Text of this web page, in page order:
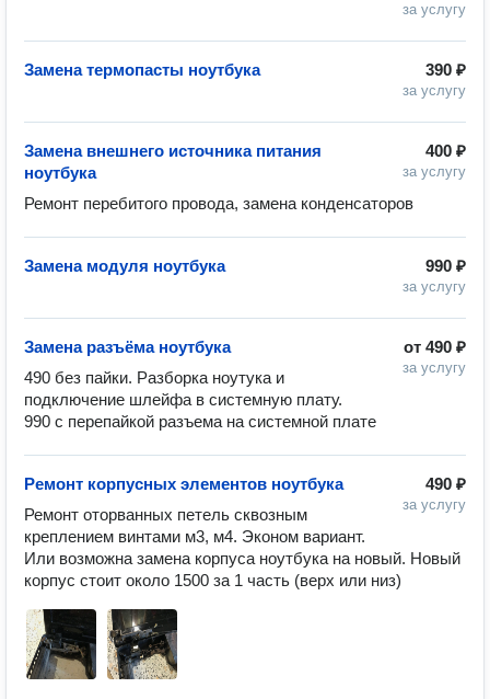
за услугу
390 ₽
за услугу
Замена термопасты ноутбука
400 ₽
за услугу
Замена внешнего источника питания
ноутбука
Ремонт перебитого провода, замена конденсаторов
990 ₽
за услугу
Замена модуля ноутбука
от 490 ₽
за услугу
Замена разъёма ноутбука
490 без пайки. Разборка ноутука и
подключение шлейфа в системную плату.
990 с перепайкой разъема на системной плате
490 ₽
за услугу
Ремонт корпусных элементов ноутбука
Ремонт оторванных петель сквозным
креплением винтами м3, м4. Эконом вариант.
Или возможна замена корпуса ноутбука на новый. Новый
корпус стоит около 1500 за 1 часть (верх или низ)